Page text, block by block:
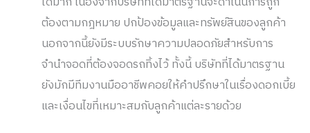
ต้องตามกฎหมาย ปกป้องข้อมูลและทรัพย์สินของลูกค้า
นอกจากนี้ยังมีระบบรักษาความปลอดภัยสำหรับการ
จำนำจอดที่ต้องจอดรถทิ้งไว้ ทั้งนี้ บริษัทที่ได้มาตรฐาน
ยังมักมีทีมงานมืออาชีพคอยให้คำปรึกษาในเรื่องดอกเบี้ย
และเงื่อนไขที่เหมาะสมกับลูกค้าแต่ละรายด้วย